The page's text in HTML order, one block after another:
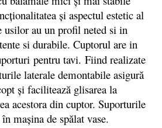
şi aspectul estetic al
au un profil neted si in
si durabile. Cuptorul are in
pentru tavi. Fiind realizate
laterale demontabile asigură
şi facilitează glisarea la
acestora din cuptor. Suporturile
în maşina de spălat vase.